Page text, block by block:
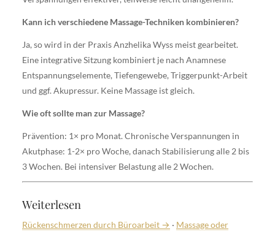
Kann ich verschiedene Massage-Techniken kombinieren?
Ja, so wird in der Praxis Anzhelika Wyss meist gearbeitet.
Eine integrative Sitzung kombiniert je nach Anamnese
Entspannungselemente, Tiefengewebe, Triggerpunkt-Arbeit
und ggf. Akupressur. Keine Massage ist gleich.
Wie oft sollte man zur Massage?
Prävention: 1× pro Monat. Chronische Verspannungen in
Akutphase: 1-2× pro Woche, danach Stabilisierung alle 2 bis
3 Wochen. Bei intensiver Belastung alle 2 Wochen.
Weiterlesen
Rückenschmerzen durch Büroarbeit → · Massage oder